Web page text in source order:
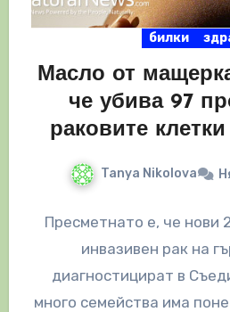
билки
Масло от
че убива 97
раковите
Tanya Nikolova
Пресметнато е, че нови
инвазивен рак на
диагностицират в
много семейства има